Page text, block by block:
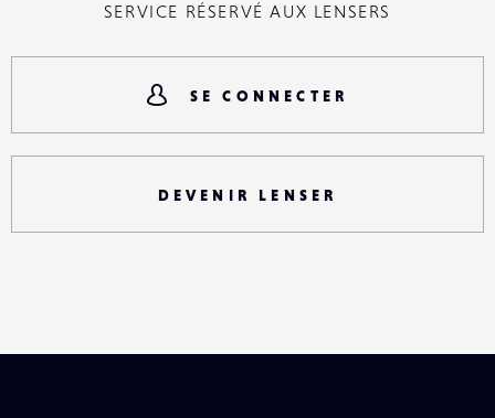
SERVICE RÉSERVÉ AUX LENSERS
SE CONNECTER
DEVENIR LENSER